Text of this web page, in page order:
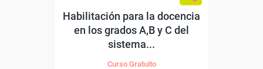
Habilitación para la docencia
en los grados A,B y C del
sistema...
Curso Gratuito